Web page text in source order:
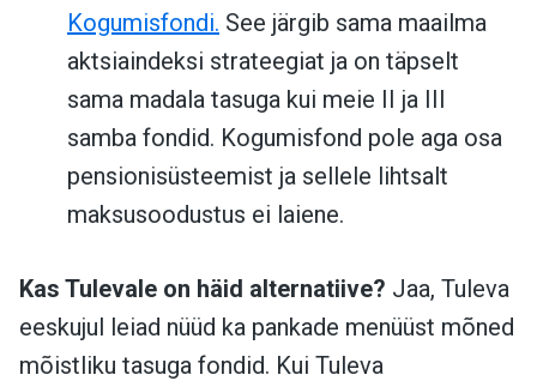
Kogumisfondi. See järgib sama maailma
aktsiaindeksi strateegiat ja on täpselt
sama madala tasuga kui meie II ja III
samba fondid. Kogumisfond pole aga osa
pensionisüsteemist ja sellele lihtsalt
maksusoodustus ei laiene.
Kas Tulevale on häid alternatiive? Jaa, Tuleva
eeskujul leiad nüüd ka pankade menüüst mõned
mõistliku tasuga fondid. Kui Tuleva